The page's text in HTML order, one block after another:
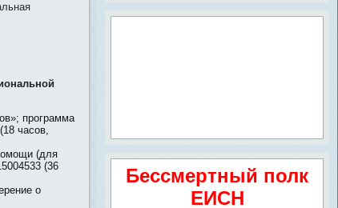
программа
часов,
(для
(36
о
Бессмертный полк
ЕИСН